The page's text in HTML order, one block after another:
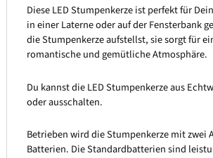
Diese LED Stumpenkerze ist perfekt für
in einer Laterne oder auf der Fensterbank
die Stumpenkerze aufstellst, sie sorgt für
romantische und gemütliche Atmosphäre.
Du kannst die LED Stumpenkerze aus
oder ausschalten.
Betrieben wird die Stumpenkerze mit zwei
Batterien. Die Standardbatterien sind